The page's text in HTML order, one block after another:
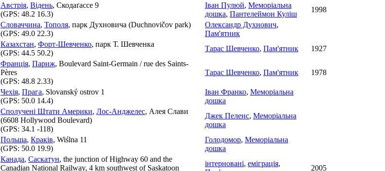
Австрія, Відень, Скодаґассе 9
(GPS: 48.2 16.3)
Іван Пулюй, Меморіальна
дошка, Пантелеймон Куліш
1998
Словаччина, Тополя, парк Духновича (Duchnovičov park)
(GPS: 49.0 22.3)
Олександр Духнович,
Пам'ятник
Казахстан, Форт-Шевченко, парк Т. Шевченка
(GPS: 44.5 50.2)
Тарас Шевченко, Пам'ятник 1927
Франція, Париж, Boulevard Saint-Germain / rue des Saints-
Pères
(GPS: 48.8 2.33)
Тарас Шевченко, Пам'ятник 1978
Чехія, Прага, Slovanský ostrov 1
(GPS: 50.0 14.4)
Іван Франко, Меморіальна
дошка
Сполучені Штати Америки, Лос-Анджелес, Алея Слави
(6608 Hollywood Boulevard)
(GPS: 34.1 -118)
Джек Пеленс, Меморіальна
дошка
Польща, Краків, Wiślna 11
(GPS: 50.0 19.9)
Голодомор, Меморіальна
дошка
Канада, Саскатун, the junction of Highway 60 and the
Canadian National Railway, 4 km southwest of Saskatoon
інтерновані, еміграція,
2005